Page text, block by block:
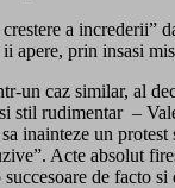
a
apere, prin insasi
un caz similar, al
stil rudimentar –
inainteze un
Acte absolut
de facto